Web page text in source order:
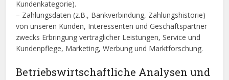
Kundenkategorie).
– Zahlungsdaten (z.B., Bankverbindung, Zahlungshistorie)
von unseren Kunden, Interessenten und Geschäftspartner
zwecks Erbringung vertraglicher Leistungen, Service und
Kundenpflege, Marketing, Werbung und Marktforschung.
Betriebswirtschaftliche Analysen und